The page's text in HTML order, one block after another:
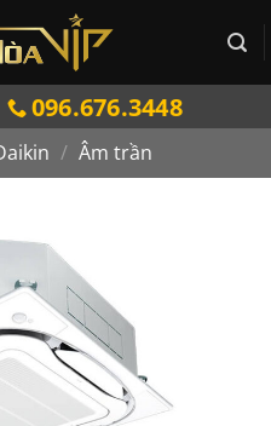
096.676.3448
/ Âm trần